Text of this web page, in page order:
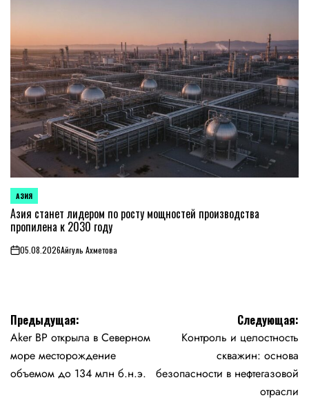
ОПУБЛИКОВАНО
В
АЗИЯ
Азия станет лидером по росту мощностей производства
пропилена к 2030 году
on05.08.2026Айгуль Ахметова
Навигация
по
записям
Предыдущая:
Aker BP открыла в Северном
море месторождение
объемом до 134 млн б.н.э.
Следующая:
Контроль и целостность
скважин: основа
безопасности в нефтегазовой
отрасли